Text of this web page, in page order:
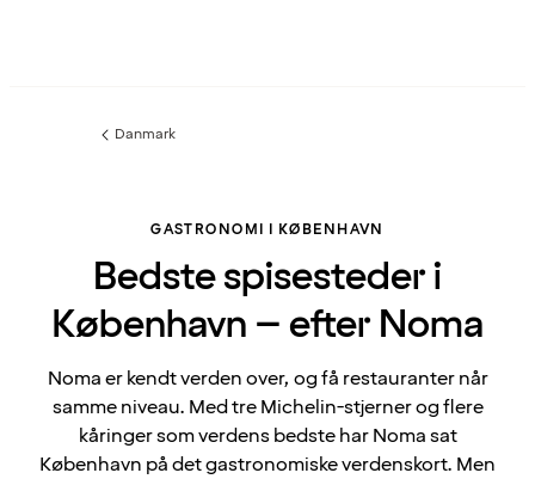
Forrige
Danmark
GASTRONOMI I KØBENHAVN
Bedste spisesteder i
København – efter Noma
Noma er kendt verden over, og få restauranter når
samme niveau. Med tre Michelin-stjerner og flere
kåringer som verdens bedste har Noma sat
København på det gastronomiske verdenskort. Men